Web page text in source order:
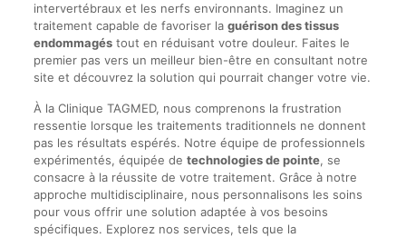
intervertébraux et les nerfs environnants. Imaginez un
traitement capable de favoriser la guérison des tissus
endommagéstout en réduisant votre douleur. Faites le
premier pas vers un meilleur bien-être en consultant notre
site et découvrez la solution qui pourrait changer votre vie.
À la Clinique TAGMED, nous comprenons la frustration
ressentie lorsque les traitements traditionnels ne donnent
pas les résultats espérés. Notre équipe de professionnels
expérimentés, équipée de technologies de pointe, se
consacre à la réussite de votre traitement. Grâce à notre
approche multidisciplinaire, nous personnalisons les soins
pour vous offrir une solution adaptée à vos besoins
spécifiques. Explorez nos services, tels que la